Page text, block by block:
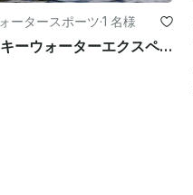
ータースポーツ·1 名様
最高のジェットスキーウォーターエクスペリエンス